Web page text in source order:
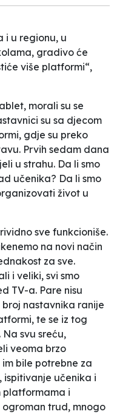
i u regionu, u
gradivo će
više platformi“,
morali su se
su sa djecom
gdje su preko
Prvih sedam dana
u strahu. Da li smo
učenika? Da li smo
život u
sve funkcioniše.
na novi način
za sve.
i veliki, svi smo
TV-a. Pare nisu
nastavnika ranije
te se iz tog
svu sreću,
veoma brzo
bile potrebne za
ispitivanje učenika i
platformama i
trud, mnogo